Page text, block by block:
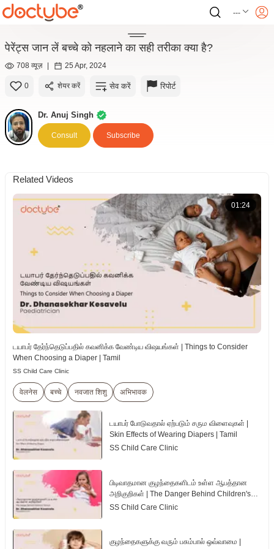
---
पेरेंट्स जान लें बच्चे को नहलाने का सही तरीका क्या है?
708 व्यूज़ | 25 Apr, 2024
0 शेयर करें सेव करें रिपोर्ट
Dr. Anuj Singh
Consult Subscribe
Related Videos
01:24
டயாபர் தேர்ந்தெடுப்பதில் கவனிக்க வேண்டிய விஷயங்கள் | Things to Consider
When Choosing a Diaper | Tamil
SS Child Care Clinic
वेलनेस बच्चे नवजात शिशु अभिभावक
டயாபர் போடுவதால் ஏற்படும் சரும விளைவுகள் |
Skin Effects of Wearing Diapers | Tamil
SS Child Care Clinic
பிடிவாதமான குழந்தைகளிடம் உள்ள ஆபத்தான
அறிகுறிகள் | The Danger Behind Children's
Tantrum | Tamil
SS Child Care Clinic
குழந்தைகளுக்கு வரும் பசும்பால் ஒவ்வாமை |